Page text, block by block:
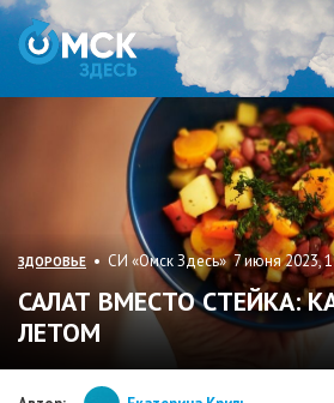
ЗДОРОВЬЕ • СИ «Омск Здесь» 7 июня 2023,
САЛАТ ВМЕСТО СТЕЙКА:
ЛЕТОМ